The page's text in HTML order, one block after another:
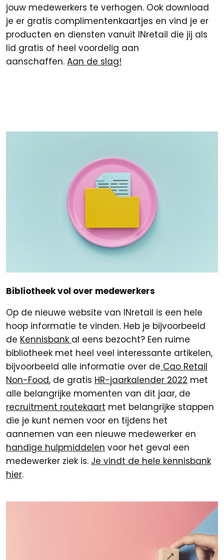
jouw medewerkers te verhogen. Ook download
je er gratis complimentenkaartjes en vind je er
producten en diensten vanuit INretail die jij als
lid gratis of heel voordelig aan
aanschaffen. Aan de slag!
Bibliotheek vol over medewerkers
Op de nieuwe website van INretail is een hele
hoop informatie te vinden. Heb je bijvoorbeeld
de Kennisbank al eens bezocht? Een ruime
bibliotheek met heel veel interessante artikelen,
bijvoorbeeld alle informatie over de Cao Retail
Non-Food, de gratis HR-jaarkalender 2022 met
alle belangrijke momenten van dit jaar, de
recruitment routekaart met belangrijke stappen
die je kunt nemen voor en tijdens het
aannemen van een nieuwe medewerker en
handige hulpmiddelen voor het geval een
medewerker ziek is. Je vindt de hele kennisbank
hier.